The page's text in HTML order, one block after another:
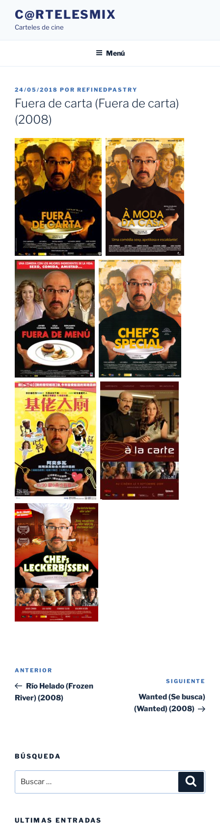
contenido
C@RTELESMIX
Carteles de cine
Menú
PUBLICADO
EL
24/05/2018 POR REFINEDPASTRY
Fuera de carta (Fuera de carta)
(2008)
entradas
Entrada
anterior:
ANTERIOR
Río Helado (Frozen
River) (2008)
SIGUIENTE
Wanted (Se busca)
(Wanted) (2008)
BÚSQUEDA
por:
ULTIMAS ENTRADAS